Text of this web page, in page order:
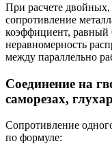
При расчете
сопротивление
коэффициент, равный
неравномерность
между параллельно
Соединение на
саморезах,
Сопротивление
по формуле: